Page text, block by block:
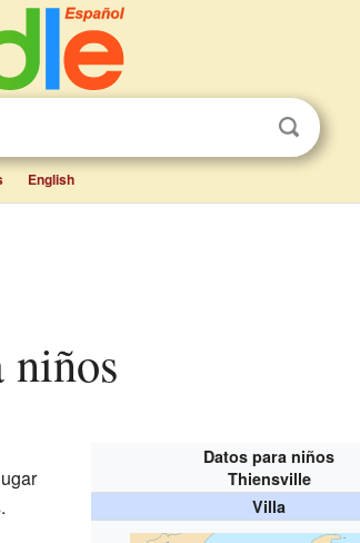
English
niños
Datos para niños
Thiensville
Villa